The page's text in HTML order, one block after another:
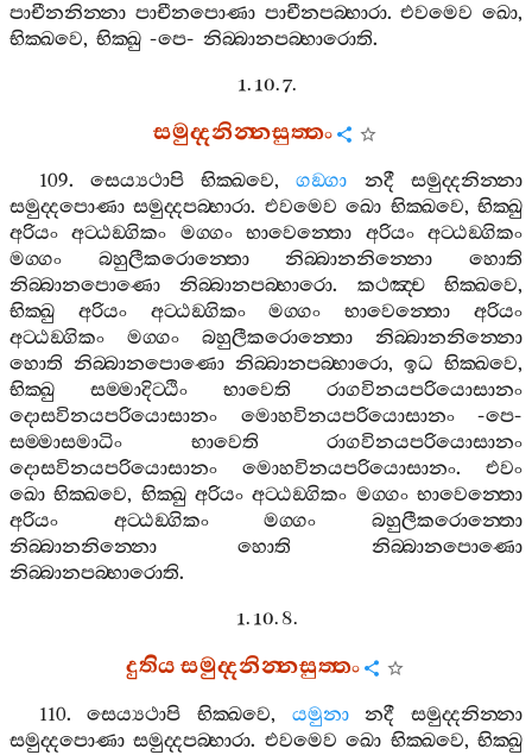
පාචීනනින‍්නා පාචීනපොණා පාචීනපබ‍්භාරා.එවමෙව ඛො,
භික‍්ඛවෙ, භික‍්ඛු -පෙ- නිබ‍්බානපබ‍්භාරොති.
1. 10. 7.
සමුද‍්දනින‍්නසුත‍්තං
109. සෙය්‍යථාපි භික‍්ඛවෙ,ගඞ‍්ගා නදී
සමුද‍්දනින‍්නා
සමුද‍්දපොණා සමුද‍්දපබ‍්භාරා. එවමෙව ඛො භික‍්ඛවෙ,භික‍්ඛු
අරියං
අට‍්ඨඞ‍්ගිකං මග‍්ගං භාවෙන‍්තො අරියං
අට‍්ඨඞ‍්ගිකං
මග‍්ගං
බහුලීකරොන‍්තො නිබ‍්බානනින‍්නො
හොති
නිබ‍්බානපොණො
නිබ‍්බානපබ‍්භාරො. කථඤ‍්ච භික‍්ඛවෙ,
භික‍්ඛු
අරියං අට‍්ඨඞ‍්ගිකං මග‍්ගං භාවෙන‍්තො
අරියං
අට‍්ඨඞ‍්ගිකං
මග‍්ගං බහුලීකරොන‍්තො
නිබ‍්බානනින‍්නො
හොති නිබ‍්බානපොණො නිබ‍්බානපබ‍්භාරො, ඉධ භික‍්ඛවෙ,
භික‍්ඛු
සම‍්මාදිට‍්ඨිං භාවෙති
රාගවිනයපරියොසානං
දොසවිනයපරියොසානං
මොහවිනයපරියොසානං-පෙ-
සම‍්මාසමාධිං
භාවෙති
රාගවිනයපරියොසානං
දොසවිනයපරියොසානං
මොහවිනයපරියොසානං. එවං
ඛො භික‍්ඛවෙ, භික‍්ඛු අරියං අට‍්ඨඞ‍්ගිකං මග‍්ගං භාවෙන‍්තො
අරියං
අට‍්ඨඞ‍්ගිකං මග‍්ගං
බහුලීකරොන‍්තො
නිබ‍්බානනින‍්නො
හොති
නිබ‍්බානපොණො
නිබ‍්බානපබ‍්භාරොති.
1. 10. 8.
දුතියසමුද‍්දනින‍්නසුත‍්තං
110.සෙය්‍යථාපි භික‍්ඛවෙ, යමුනා නදී
සමුද‍්දනින‍්නා
සමුද‍්දපොණා සමුද‍්දපබ‍්භාරා. එවමෙව ඛො භික‍්ඛවෙ,භික‍්ඛු